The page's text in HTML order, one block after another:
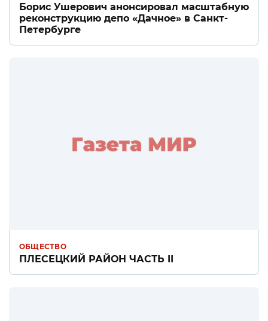
Борис Ушерович анонсировал масштабную
реконструкцию депо «Дачное» в Санкт-
Петербурге
ОБЩЕСТВО
ПЛЕСЕЦКИЙ РАЙОН ЧАСТЬ II